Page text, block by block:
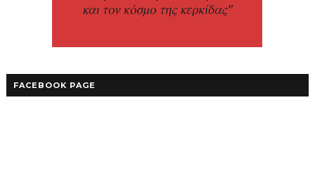
FACEBOOK PAGE